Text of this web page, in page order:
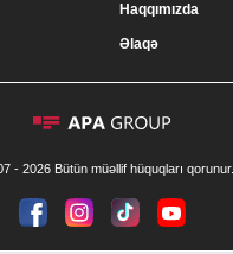
Haqqımızda
Əlaqə
- 2026 Bütün müəllif hüquqları qorunur.